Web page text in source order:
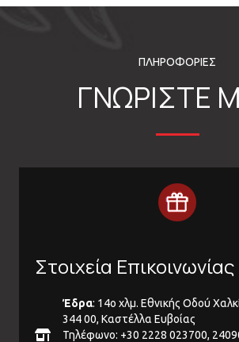
ΠΛΗΡΟΦΟΡΙΕΣ
ΓΝΩΡΙΣΤΕ
Στοιχεία Επικοινωνίας
Έδρα: 14ο χλμ. Εθνικής Οδού
344 00, Καστέλλα Ευβοίας
Τηλέφωνο: +30 2228 023700,